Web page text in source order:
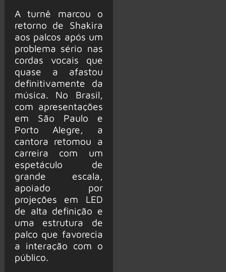
A turnê marcou o
retorno de Shakira
aos palcos após um
problema sério nas
cordas vocais que
quase a afastou
definitivamente da
música. No Brasil,
com apresentações
em São Paulo e
Porto Alegre, a
cantora retomou a
carreira com um
espetáculo de
grande escala,
apoiado por
projeções em LED
de alta definição e
uma estrutura de
palco que favorecia
a interação com o
público.